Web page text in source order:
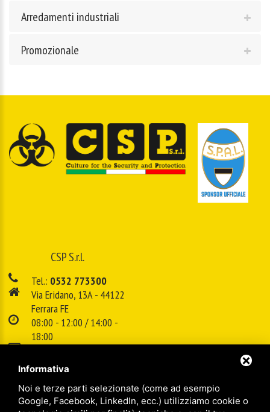
Arredamenti industriali
Promozionale
CSP S.r.l.
Tel.: 0532 773300
Via Eridano, 13A - 44122
Ferrara FE
08:00 - 12:00 / 14:00 -
18:00
info@cspsrl.biz
Sitemap / Privacy policy/Legal
Informativa
Noi e terze parti selezionate (come ad esempio
Google, Facebook, LinkedIn, ecc.) utilizziamo cookie o